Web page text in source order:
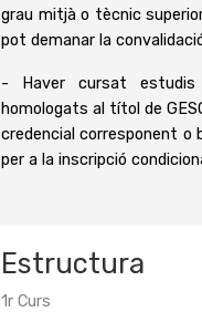
grau mitjà o tècnic
pot demanar la
- Haver cursat
homologats al títol de
credencial corresponent
per a la inscripció
Estructura
1r Curs